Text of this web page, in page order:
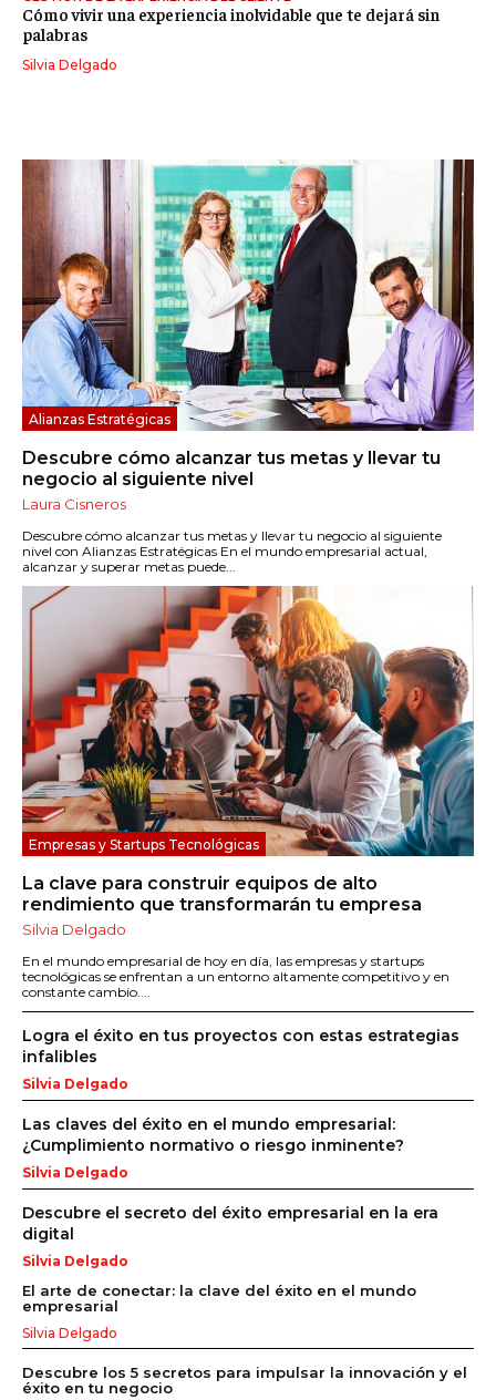
Alianzas Estratégicas
Descubre cómo alcanzar tus metas y llevar tu
negocio al siguiente nivel
Laura Cisneros
Descubre cómo alcanzar tus metas y llevar tu negocio al siguiente
nivel con Alianzas Estratégicas En el mundo empresarial actual,
alcanzar y superar metas puede...
Empresas y Startups Tecnológicas
La clave para construir equipos de alto
rendimiento que transformarán tu empresa
Silvia Delgado
En el mundo empresarial de hoy en día, las empresas y startups
tecnológicas se enfrentan a un entorno altamente competitivo y en
constante cambio....
Logra el éxito en tus proyectos con estas estrategias
infalibles
Silvia Delgado
Las claves del éxito en el mundo empresarial:
¿Cumplimiento normativo o riesgo inminente?
Silvia Delgado
Descubre el secreto del éxito empresarial en la era
digital
Silvia Delgado
El arte de conectar: la clave del éxito en el mundo
empresarial
Silvia Delgado
Descubre los 5 secretos para impulsar la innovación y el
éxito en tu negocio
Cómo vivir una experiencia inolvidable que te dejará sin
palabras
Silvia Delgado